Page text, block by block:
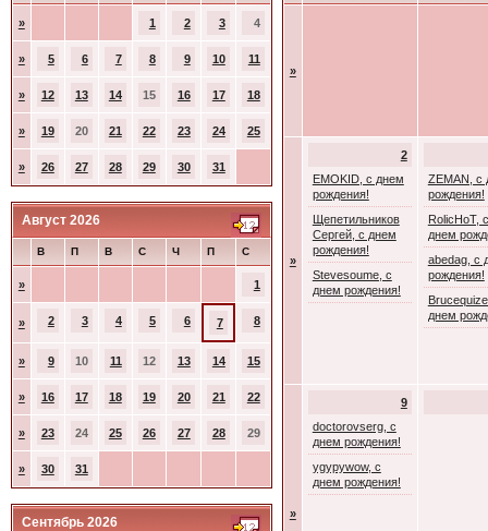
» 1 2 3 4
» 5 6 7 8 9 10 11
» 12 13 14 15 16 17 18
» 19 20 21 22 23 24 25
» 26 27 28 29 30 31
Август 2026
В П В С Ч П С
» 1
» 2 3 4 5 6 7 8
» 9 10 11 12 13 14 15
» 16 17 18 19 20 21 22
» 23 24 25 26 27 28 29
» 30 31
Сентябрь 2026
»
»
2
EMOKID, с днем
рождения!
Щепетильников
Сергей, с днем
рождения!
Stevesoume, с
днем рождения!
ZEMAN, с
рождения!
RolicHoT, с
днем
abedag, с
рождения!
днем
»
9
doctorovserg, с
днем рождения!
ygypywow, с
днем рождения!